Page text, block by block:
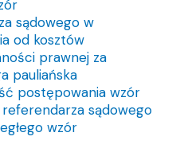
sądowego w
od kosztów
prawnej za
pauliańska
postępowania wzór
sądowego
wzór